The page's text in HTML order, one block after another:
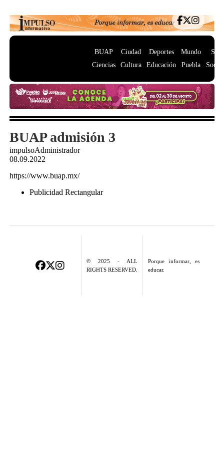
BUAP
Ciencias
Ciudad
Cultura
Deportes
Educación
Mundo
Puebla
BUAP admisión 3
impulsoAdministrador
08.09.2022
https://www.buap.mx/
Publicidad Rectangular
© 2025 - ALL
RIGHTS RESERVED.
Porque informar, es
educar.